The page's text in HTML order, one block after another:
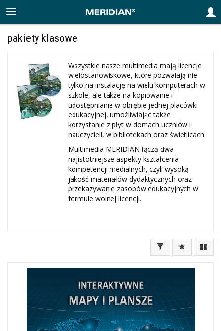
pakiety klasowe
Wszystkie nasze multimedia mają licencje
wielostanowiskowe, które pozwalają nie
tylko na instalację na wielu komputerach w
szkole, ale także na kopiowanie i
udostępnianie w obrębie jednej placówki
edukacyjnej, umożliwiając także
korzystanie z płyt w domach uczniów i
nauczycieli, w bibliotekach oraz świetlicach.
Multimedia MERIDIAN łączą dwa
najistotniejsze aspekty kształcenia
kompetencji medialnych, czyli wysoką
jakość materiałów dydaktycznych oraz
przekazywanie zasobów edukacyjnych w
formule wolnej licencji.